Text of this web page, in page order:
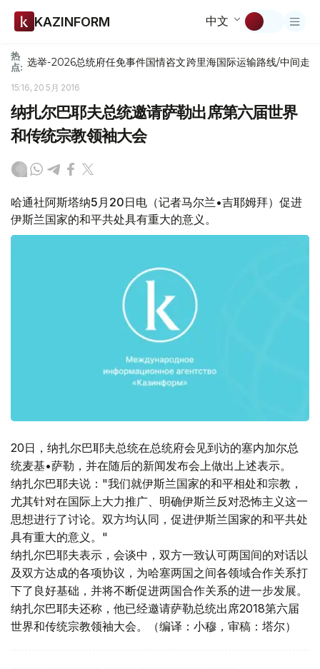
KAZINFORM 中文
热
点: 选举-2026总统府任免事件国情咨文跨里海国际运输路线/中间走廊
15:16, 20 5月 2016
纳扎尔巴耶夫总统邀请萨勒出席第六届世界
和传统宗教领袖大会
哈通社阿斯塔纳5月20日电（记者马尔兰•吉耶姆拜）促进
伊斯兰国家的和平共处具有重大的意义。
20日，纳扎尔巴耶夫总统在总统府会见到访的塞内加尔总
统麦基•萨勒，并在随后的新闻发布会上做出上述表示。
纳扎尔巴耶夫说："我们就伊斯兰国家的和平相处和宗教，
尤其针对在国际上大力推广、明确伊斯兰反对恐怖主义这一
思想进行了讨论。双方均认同，促进伊斯兰国家的和平共处
具有重大的意义。"
纳扎尔巴耶夫表示，会谈中，双方一致认可两国间的对话以
及双方达成的各项协议，为哈塞两国之间各领域合作关系打
下了良好基础，并将不断促进两国合作关系的进一步发展。
纳扎尔巴耶夫还称，他已经邀请萨勒总统出席2018第六届
世界和传统宗教领袖大会。（编译：小穆，审稿：塔尔）